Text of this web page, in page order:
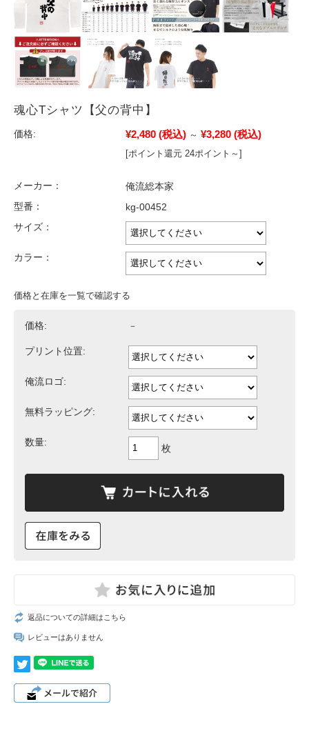
魂心Tシャツ【父の背中】
価格: ¥2,480 (税込) ～ ¥3,280 (税込)
[ポイント還元 24ポイント～]
メーカー：
俺流総本家
型番：
kg-00452
サイズ：
カラー：
価格と在庫を一覧で確認する
価格: －
プリント位置:
俺流ロゴ:
無料ラッピング:
数量:
枚
返品についての詳細はこちら
レビューはありません